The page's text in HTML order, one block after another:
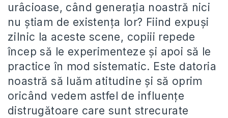
urâcioase, când generaţia noastră nici
nu ştiam de existenţa lor? Fiind expuşi
zilnic la aceste scene, copiii repede
încep să le experimenteze şi apoi să le
practice în mod sistematic. Este datoria
noastră să luăm atitudine şi să oprim
oricând vedem astfel de influenţe
distrugătoare care sunt strecurate